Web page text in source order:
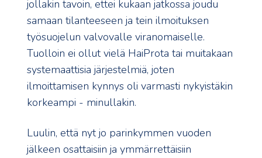
jollakin tavoin, ettei kukaan jatkossa joudu
samaan tilanteeseen ja tein ilmoituksen
työsuojelun valvovalle viranomaiselle.
Tuolloin ei ollut vielä HaiProta tai muitakaan
systemaattisia järjestelmiä, joten
ilmoittamisen kynnys oli varmasti nykyistäkin
korkeampi - minullakin.
Luulin, että nyt jo parinkymmen vuoden
jälkeen osattaisiin ja ymmärrettäisiin